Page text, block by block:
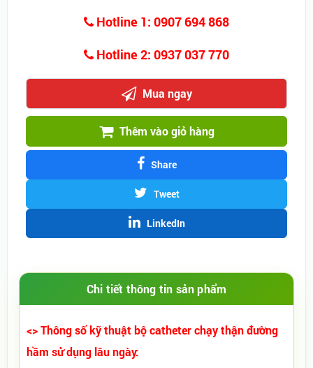
Hotline 1: 0907 694 868
Hotline 2: 0937 037 770
Mua ngay
Thêm vào giỏ hàng
Share
Tweet
LinkedIn
Chi tiết thông tin sản phẩm
<> Thông số kỹ thuật bộ catheter chạy thận đường
hầm sử dụng lâu ngày: